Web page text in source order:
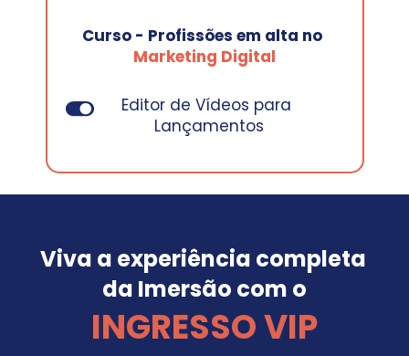
Curso - Profissões em alta no
Marketing Digital
Editor de Vídeos para
Lançamentos
Viva a experiência completa
da Imersão com o
INGRESSO VIP